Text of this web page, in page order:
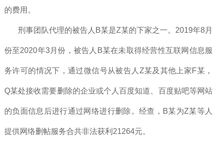
的费用。
刑事团队代理的被告人B某是Z某的下家之一。2019年8月
份至2020年3月份，被告人B某在未取得经营性互联网信息服
务许可的情况下，通过微信号从被告人Z某及其他上家F某，
Q某处接收需要删除的企业或个人百度知道、百度贴吧等网站
的负面信息后进行通过网络进行删除。经查，B某为Z某等人
提供网络删帖服务合共非法获利21264元。